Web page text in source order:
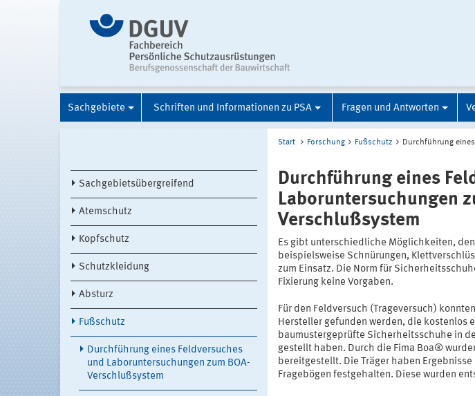
Sachgebiete Schriften und Informationen zu PSA Fragen und Antworten
Sachgebietsübergreifend
Atemschutz
Kopfschutz
Schutzkleidung
Absturz
Fußschutz
Durchführung eines Feldversuches
und Laboruntersuchungen zum BOA-
Verschlußsystem
Start Forschung Fußschutz Durchführung
Durchführung eines
Laboruntersuchungen
Verschlußsystem
Es gibt unterschiedliche Möglichkeiten,
beispielsweise Schnürungen,
zum Einsatz. Die Norm für
Fixierung keine Vorgaben.
Für den Feldversuch (Trageversuch)
Hersteller gefunden werden, die kostenlos
baumustergeprüfte Sicherheitsschuhe in
gestellt haben. Durch die Fima Boa®
bereitgestellt. Die Träger haben
Fragebögen festgehalten. Diese wurden